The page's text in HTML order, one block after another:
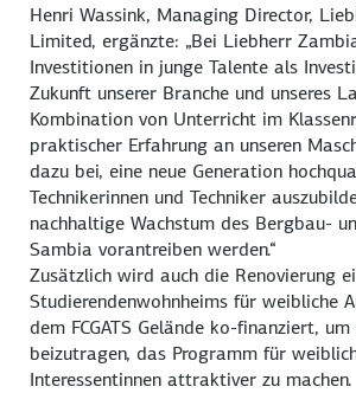
Henri Wassink, Managing Director,
Limited, ergänzte: „Bei Liebherr
Investitionen in junge Talente als
Zukunft unserer Branche und unseres
Kombination von Unterricht im
praktischer Erfahrung an unseren
dazu bei, eine neue Generation
Technikerinnen und Techniker
nachhaltige Wachstum des Bergbau-
Sambia vorantreiben werden.“
Zusätzlich wird auch die Renovierung
Studierendenwohnheims für weibliche
dem FCGATS Gelände ko-finanziert,
beizutragen, das Programm für
Interessentinnen attraktiver zu machen.